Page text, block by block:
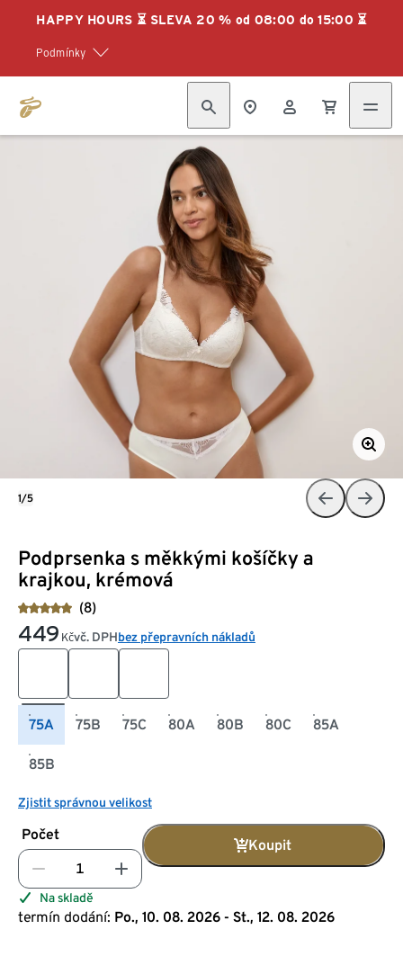
HAPPY HOURS ⏳ SLEVA 20 % od 08:00 do 15:00 ⏳
Podmínky
Podprsenka s měkkými košíčky a
krajkou, krémová
(8)
449 Kčvč. DPHbez přepravních nákladů
75A 75B 75C 80A 80B 80C 85A
85B
Zjistit správnou velikost
Počet
Koupit
Na skladě
termín dodání: Po., 10. 08. 2026 - St., 12. 08. 2026
1/5